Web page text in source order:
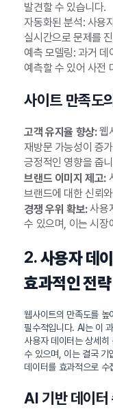
발견할 수 있습니다.
자동화된 분석: 사용
실시간으로 문제를
예측 모델링: 과거 데
예측할 수 있어 사전
사이트 만족도
고객 유지율 향상:웹
재방문 가능성이 증
긍정적인 영향을 줍
브랜드 이미지 제고:
브랜드에 대한 신뢰
경쟁 우위 확보:사용
수 있으며, 이는 시장
2.사용자 데
효과적인 전략
웹사이트의 만족도를 높
필수적입니다. AI는 이
사용자 데이터는 상세
수 있으며, 이는 결국 기
데이터를 효과적으로 수
AI 기반 데이터